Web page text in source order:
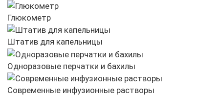
Глюкометр
Штатив для капельницы
Одноразовые перчатки и бахилы
Современные инфузионные растворы